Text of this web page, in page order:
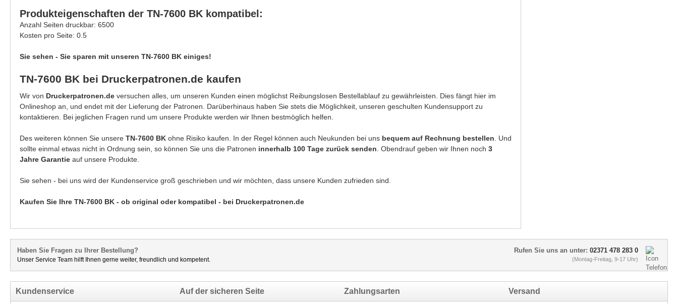
Produkteigenschaften der TN-7600 BK kompatibel:
Anzahl Seiten druckbar: 6500
Kosten pro Seite: 0.5
Sie sehen - Sie sparen mit unseren TN-7600 BK einiges!
TN-7600 BK bei Druckerpatronen.de kaufen
Wir von Druckerpatronen.de versuchen alles, um unseren Kunden einen möglichst Reibungslosen Bestellablauf zu gewährleisten. Dies fängt hier im
Onlineshop an, und endet mit der Lieferung der Patronen. Darüberhinaus haben Sie stets die Möglichkeit, unseren geschulten Kundensupport zu
kontaktieren. Bei jeglichen Fragen rund um unsere Produkte werden wir Ihnen bestmöglich helfen.
Des weiteren können Sie unsere TN-7600 BK ohne Risiko kaufen. In der Regel können auch Neukunden bei uns bequem auf Rechnung bestellen . Und
sollte einmal etwas nicht in Ordnung sein, so können Sie uns die Patronen innerhalb 100 Tage zurück senden . Obendrauf geben wir Ihnen noch 3
Jahre Garantie auf unsere Produkte.
Sie sehen - bei uns wird der Kundenservice groß geschrieben und wir möchten, dass unsere Kunden zufrieden sind.
Kaufen Sie Ihre TN-7600 BK - ob original oder kompatibel - bei Druckerpatronen.de
Haben Sie Fragen zu Ihrer Bestellung?
Unser Service Team hilft Ihnen gerne weiter, freundlich und kompetent.
Rufen Sie uns an unter: 02371 478 283 0
(Montag-Freitag, 9-17 Uhr)
Kundenservice Auf der sicheren Seite Zahlungsarten Versand